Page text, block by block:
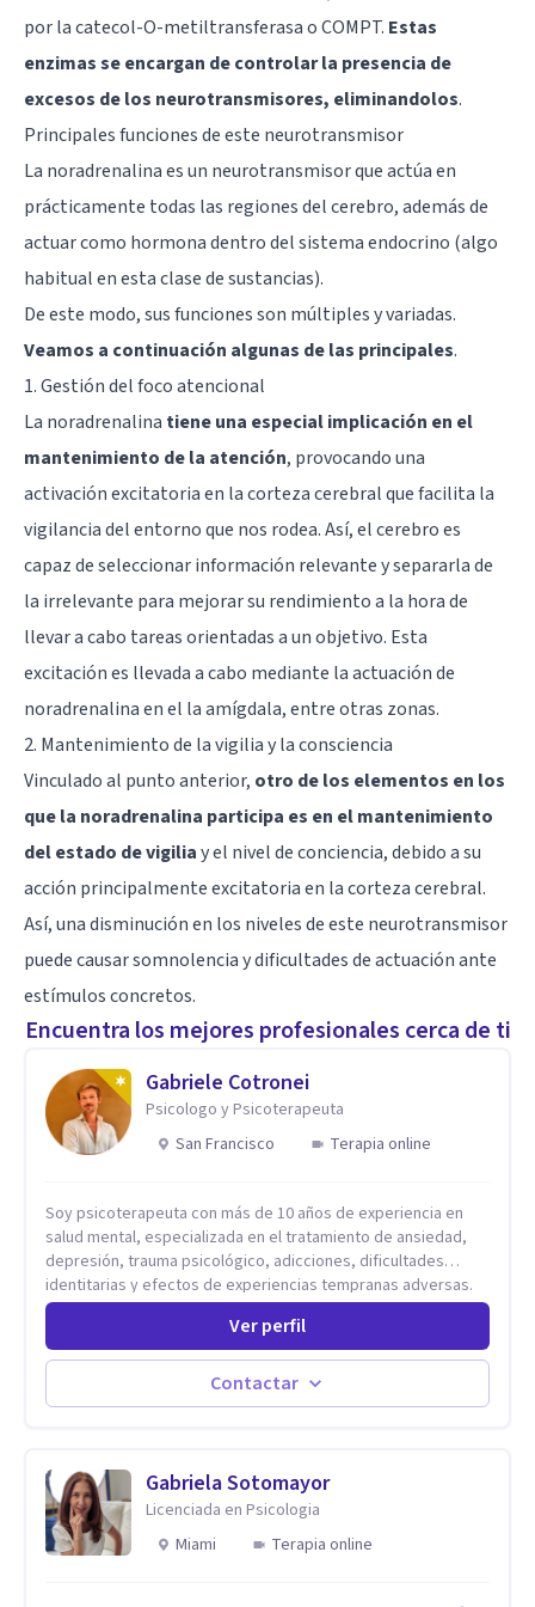
por la catecol-O-metiltransferasa o COMPT. Estas
enzimas se encargan de controlar la presencia de
excesos de los neurotransmisores, eliminandolos.
Principales funciones de este neurotransmisor
La noradrenalina es un neurotransmisor que actúa en
prácticamente todas las regiones del cerebro, además de
actuar como hormona dentro del sistema endocrino (algo
habitual en esta clase de sustancias).
De este modo, sus funciones son múltiples y variadas.
Veamos a continuación algunas de las principales.
1. Gestión del foco atencional
La noradrenalina tiene una especial implicación en el
mantenimiento de la atención, provocando una
activación excitatoria en la corteza cerebral que facilita la
vigilancia del entorno que nos rodea. Así, el cerebro es
capaz de seleccionar información relevante y separarla de
la irrelevante para mejorar su rendimiento a la hora de
llevar a cabo tareas orientadas a un objetivo. Esta
excitación es llevada a cabo mediante la actuación de
noradrenalina en el laamígdala, entre otras zonas.
2. Mantenimiento de la vigilia y la consciencia
Vinculado al punto anterior, otro de los elementos en los
que la noradrenalina participa es en el mantenimiento
del estado de vigiliay el nivel de conciencia, debido a su
acción principalmente excitatoria en la corteza cerebral.
Así, una disminución en los niveles de este neurotransmisor
puede causar somnolencia y dificultades de actuación ante
estímulos concretos.
Encuentra los mejores profesionales cerca de ti
Gabriele Cotronei
Psicologo y Psicoterapeuta
San Francisco
Terapia online
Soy psicoterapeuta con más de 10 años de experiencia en
salud mental, especializada en el tratamiento de ansiedad,
depresión, trauma psicológico, adicciones, dificultades
identitarias y efectos de experiencias tempranas adversas.
Ofrezco un espacio terapéutico seguro, confidencial y
profundamente humano, donde el dolor emocional puede
transformarse en autoconocimiento, regulación emocional y
psicoanálisis, terapia somática y de trauma, psicología
Psicología Analítica Junguiana. Mi abordaje también incorpora
perspectivas interculturales, ecopsicología y el trabajo
simbólico con el inconsciente, entendiendo que cada
proceso terapéutico es único y requiere una mirada
Ver perfil
Contactar
Gabriela Sotomayor
Licenciada en Psicologia
Miami
Terapia online